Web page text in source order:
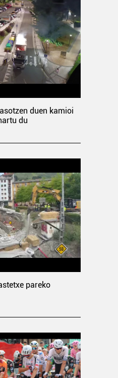
duen kamioi
du
pareko